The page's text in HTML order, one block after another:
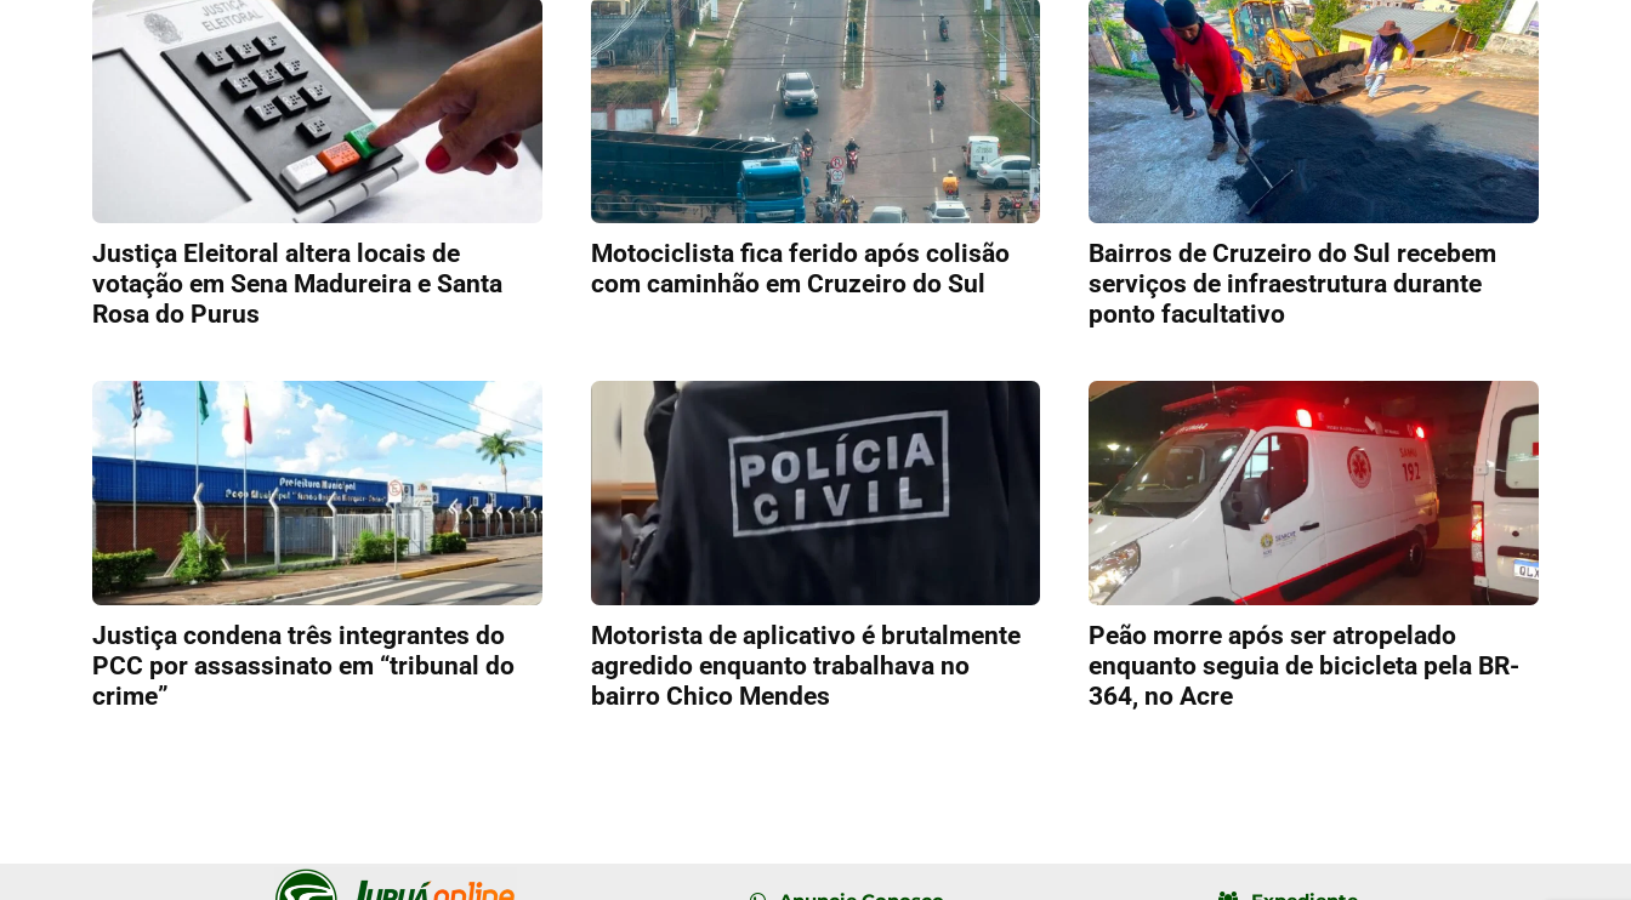
Justiça Eleitoral altera locais de
votação em Sena Madureira e Santa
Rosa do Purus
Motociclista fica ferido após colisão
com caminhão em Cruzeiro do Sul
Bairros de Cruzeiro do Sul recebem
serviços de infraestrutura durante
ponto facultativo
Justiça condena três integrantes do
PCC por assassinato em “tribunal do
crime”
Motorista de aplicativo é brutalmente
agredido enquanto trabalhava no
bairro Chico Mendes
Peão morre após ser atropelado
enquanto seguia de bicicleta pela BR-
364, no Acre